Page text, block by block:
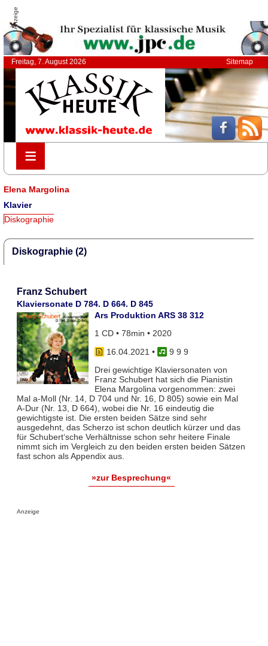
Anzeige
Freitag, 7. August 2026 Sitemap
≡
≡
Elena Margolina
Klavier
Diskographie
Diskographie (2)
Franz Schubert
Klaviersonate D 784. D 664. D 845
Ars Produktion ARS 38 312
1 CD • 78min • 2020
16.04.2021 •
9 9 9
Drei gewichtige Klaviersonaten von
Franz Schubert hat sich die Pianistin
Elena Margolina vorgenommen: zwei
Mal a-Moll (Nr. 14, D 704 und Nr. 16, D 805) sowie ein Mal
A-Dur (Nr. 13, D 664), wobei die Nr. 16 eindeutig die
gewichtigste ist. Die ersten beiden Sätze sind sehr
ausgedehnt, das Scherzo ist schon deutlich kürzer und das
für Schubert‘sche Verhältnisse schon sehr heitere Finale
nimmt sich im Vergleich zu den beiden ersten beiden Sätzen
fast schon als Appendix aus.
»zur Besprechung«
Anzeige